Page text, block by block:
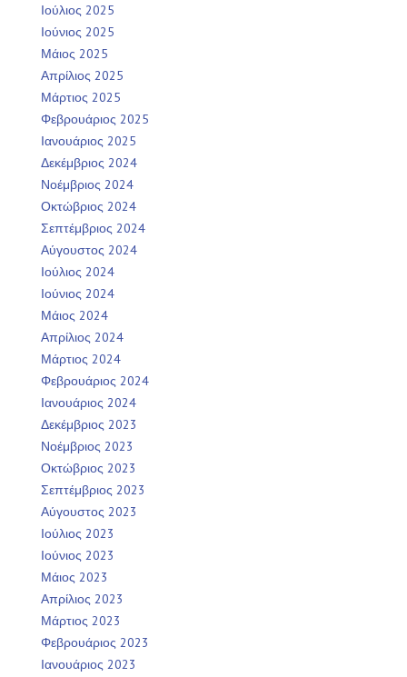
Ιούλιος 2025
Ιούνιος 2025
Μάιος 2025
Απρίλιος 2025
Μάρτιος 2025
Φεβρουάριος 2025
Ιανουάριος 2025
Δεκέμβριος 2024
Νοέμβριος 2024
Οκτώβριος 2024
Σεπτέμβριος 2024
Αύγουστος 2024
Ιούλιος 2024
Ιούνιος 2024
Μάιος 2024
Απρίλιος 2024
Μάρτιος 2024
Φεβρουάριος 2024
Ιανουάριος 2024
Δεκέμβριος 2023
Νοέμβριος 2023
Οκτώβριος 2023
Σεπτέμβριος 2023
Αύγουστος 2023
Ιούλιος 2023
Ιούνιος 2023
Μάιος 2023
Απρίλιος 2023
Μάρτιος 2023
Φεβρουάριος 2023
Ιανουάριος 2023